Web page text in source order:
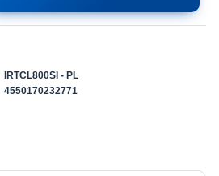
IRTCL800SI - PL
4550170232771